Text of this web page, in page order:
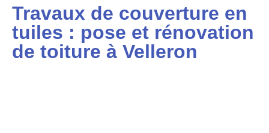
Travaux de couverture en
tuiles : pose et rénovation
de toiture à Velleron